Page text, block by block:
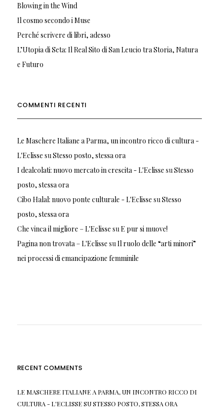
Blowing in the Wind
Il cosmo secondo i Muse
Perché scrivere di libri, adesso
L’Utopia di Seta: Il Real Sito di San Leucio tra Storia, Natura
e Futuro
COMMENTI RECENTI
Le Maschere Italiane a Parma, un incontro ricco di cultura -
L'Eclisse su Stesso posto, stessa ora
I dealcolati: nuovo mercato in crescita - L'Eclisse su Stesso
posto, stessa ora
Cibo Halal: nuovo ponte culturale - L'Eclisse su Stesso
posto, stessa ora
Che vinca il migliore – L'Eclisse su E pur si muove!
Pagina non trovata – L'Eclisse su Il ruolo delle “arti minori”
nei processi di emancipazione femminile
RECENT COMMENTS
LE MASCHERE ITALIANE A PARMA, UN INCONTRO RICCO DI
CULTURA - L'ECLISSESUSTESSO POSTO, STESSA ORA